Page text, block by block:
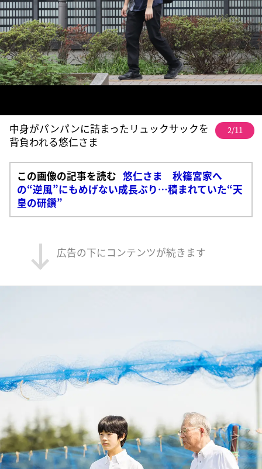
中身がパンパンに詰まったリュックサックを
背負われる悠仁さま
2/11
この画像の記事を読む 悠仁さま 秋篠宮家へ
の“逆風”にもめげない成長ぶり…積まれていた“天
皇の研鑽”
広告の下にコンテンツが続きます